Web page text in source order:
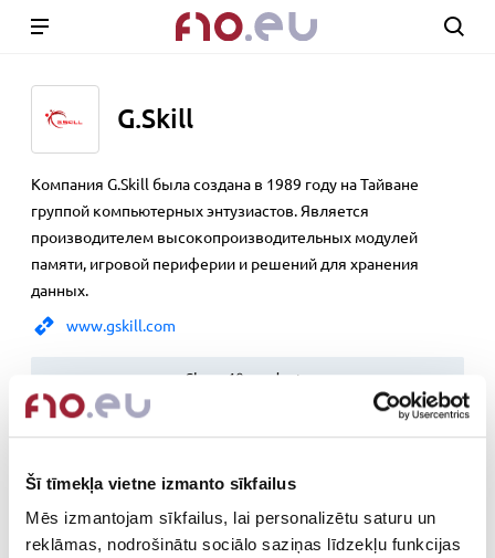
Šī tīmekļa vietne izmanto sīkfailus
Mēs izmantojam sīkfailus, lai personalizētu saturu un
reklāmas, nodrošinātu sociālo saziņas līdzekļu funkcijas
G.Skill
Компания G.Skill была создана в 1989 году на Тайване
группой компьютерных энтузиастов. Является
производителем высокопроизводительных модулей
памяти, игровой периферии и решений для хранения
данных.
Show 40 products
www.gskill.com